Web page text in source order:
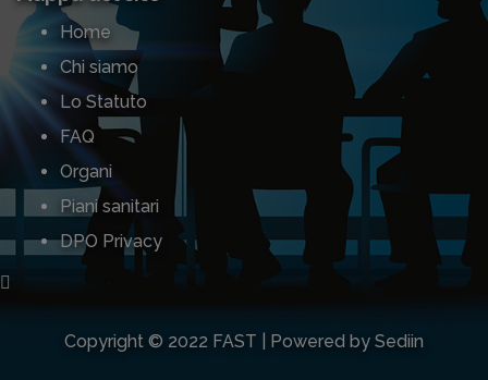
Home
Chi siamo
Lo Statuto
FAQ
Organi
Piani sanitari
DPO Privacy
Copyright © 2022 FAST | Powered by Sediin